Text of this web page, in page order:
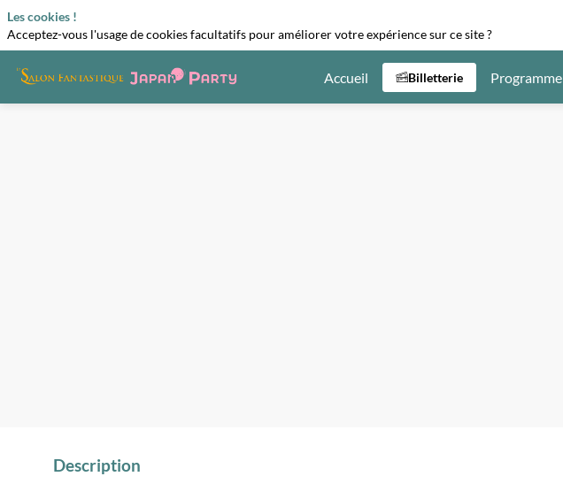
Accueil Billetterie Programme
Description
Les cookies !
Acceptez-vous l'usage de cookies facultatifs pour améliorer votre expérience sur ce site ?